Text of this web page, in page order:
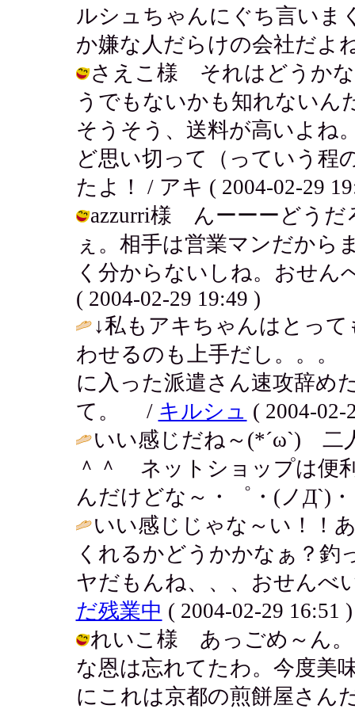
ルシュちゃんにぐち言いま
か嫌な人だらけの会社だよ
さえこ様 それはどうかな
うでもないかも知れないん
そうそう、送料が高いよね
ど思い切って（っていう程
たよ！ / アキ ( 2004-02-29
azzurri様 んーーーどうだ
ぇ。相手は営業マンだから
く分からないしね。おせん
( 2004-02-29 19:49 )
↓私もアキちゃんはとっ
わせるのも上手だし。。
に入った派遣さん速攻辞め
て。 / キルシュ ( 2004-02-
いい感じだね～(*´ω`) 二
＾＾ ネットショップは便
んだけどな～・゜・(ノД`)
いい感じじゃな～い！！
くれるかどうかかなぁ？釣
ヤだもんね、、、おせんべ
だ残業中 ( 2004-02-29 16:51 )
れいこ様 あっごめ～ん。
な恩は忘れてたわ。今度美
にこれは京都の煎餅屋さん